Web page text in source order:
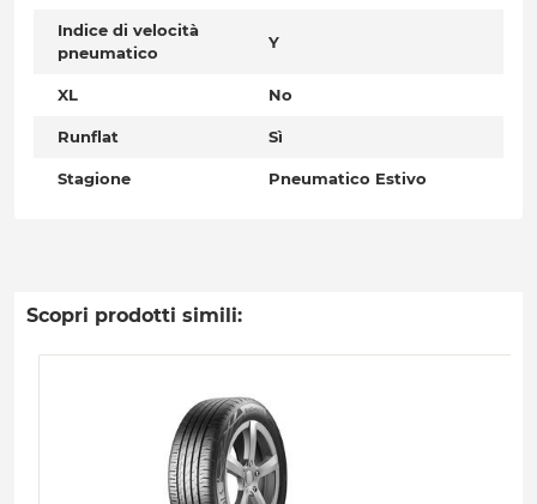
Indice di velocità
pneumatico
Y
XL No
Runflat Sì
Stagione Pneumatico Estivo
Scopri prodotti simili: